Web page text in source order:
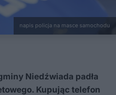
napis policja na masce samochodu
Niedźwiada padła
Kupując telefon